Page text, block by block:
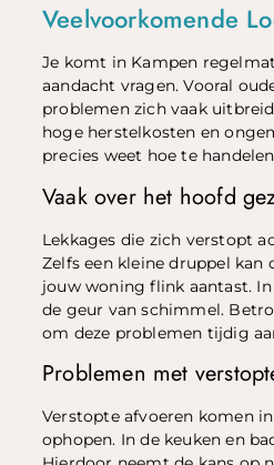
Veelvoorkomende
Je komt in Kampen
aandacht vragen. Vooral
problemen zich vaak
hoge herstelkosten en
precies weet hoe te
Vaak over het hoofd
Lekkages die zich verstopt
Zelfs een kleine druppel
jouw woning flink aantast.
de geur van schimmel.
om deze problemen tijdig
Problemen met
Verstopte afvoeren komen
ophopen. In de keuken en